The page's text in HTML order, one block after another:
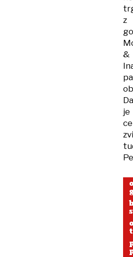
z
&
pa
je